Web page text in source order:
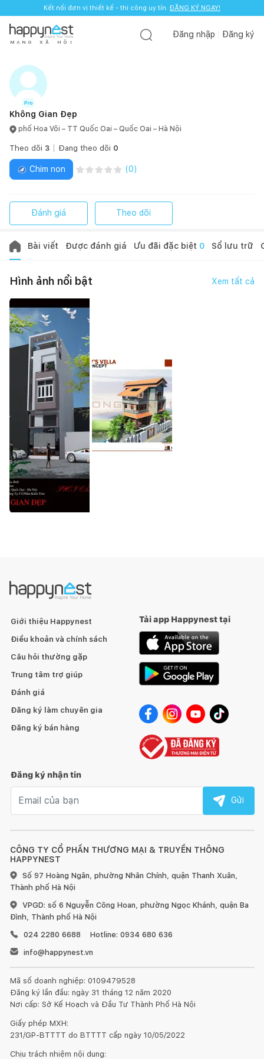
Kết nối đơn vị thiết kế - thi công uy tín. ĐĂNG KÝ NGAY!
M Ạ N G X Ã H Ộ I
Đăng nhập Đăng ký
Không Gian Đẹp
phố Hoa Vôi – TT Quốc Oai – Quốc Oai – Hà Nội
Theo dõi 3 Đang theo dõi 0
Chim non (0)
Đánh giá Theo dõi
Bài viết Được đánh giá Ưu đãi đặc biệt 0 Sổ lưu trữ
Hình ảnh nổi bật Xem tất cả
CÔNG TY CỔ PHẦN THƯƠNG MẠI & TRUYỀN THÔNG
HAPPYNEST
Số 97 Hoàng Ngân, phường Nhân Chính, quận Thanh Xuân,
Thành phố Hà Nội
VPGD: số 6 Nguyễn Công Hoan, phường Ngọc Khánh, quận Ba
Đình, Thành phố Hà Nội
024 2280 6688
Hotline: 0934 680 636
info@happynest.vn
Mã số doanh nghiệp: 0109479528
Đăng ký lần đầu: ngày 31 tháng 12 năm 2020
Nơi cấp: Sở Kế Hoạch và Đầu Tư Thành Phố Hà Nội
Giấy phép MXH:
231/GP-BTTTT do BTTTT cấp ngày 10/05/2022
Chịu trách nhiệm nội dung:
Giới thiệu Happynest
Điều khoản và chính sách
Câu hỏi thường gặp
Trung tâm trợ giúp
Đánh giá
Đăng ký làm chuyên gia
Đăng ký bán hàng
Tải app Happynest tại
Đăng ký nhận tin
Gửi